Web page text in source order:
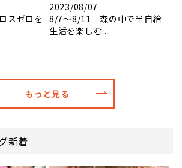
スゼロを
2023/08/07
8/7～8/11 森の中で半自給
生活を楽しむ...
もっと見る
新着